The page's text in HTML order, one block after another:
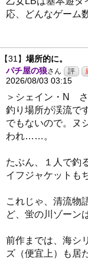
応、どんなゲーム
【31】 場所的に。
パチ屋の狼さん
2026/08/03 03:15
＞シェイン・N
釣り場所が渓流で
でもないので。ヌ
われ……。
たぶん、１人で釣
イフジャケットも
これじゃ、清流物
ど、蛍の川ゾーン
前作までは、海シ
ズ（便宜上）も居